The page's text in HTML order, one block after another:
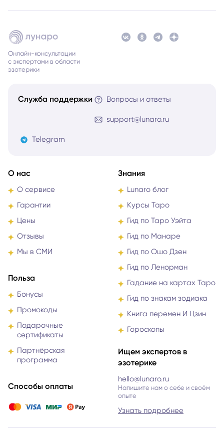
Онлайн-консультации
с экспертами в области
эзотерики
Служба поддержки Вопросы и ответы
support@lunaro.ru
Telegram
О нас
О сервисе
Гарантии
Цены
Отзывы
Мы в СМИ
Польза
Бонусы
Промокоды
Подарочные
сертификаты
Партнёрская
программа
Способы оплаты
Знания
Lunaro блог
Курсы Таро
Гид по Таро Уэйта
Гид по Манаре
Гид по Ошо Дзен
Гид по Ленорман
Гадание на картах Таро
Гид по знакам зодиака
Книга перемен И Цзин
Гороскопы
Ищем экспертов в
эзотерике
hello@lunaro.ru
Напишите нам о себе и своём
опыте
Узнать подробнее